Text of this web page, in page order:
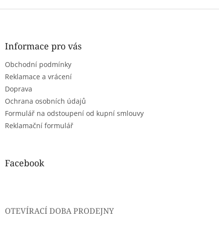
Z
Informace pro vás
Obchodní podmínky
Reklamace a vrácení
Doprava
Ochrana osobních údajů
Formulář na odstoupení od kupní smlouvy
Reklamační formulář
Facebook
OTEVÍRACÍ DOBA PRODEJNY